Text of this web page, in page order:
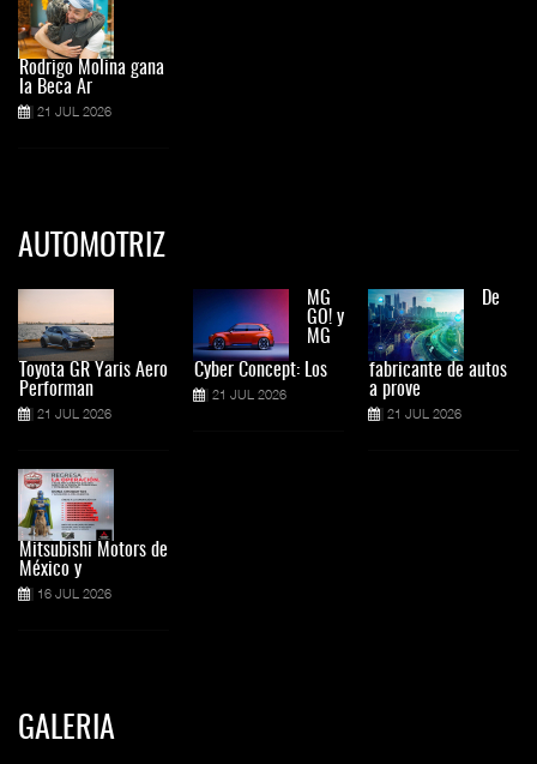
Rodrigo Molina gana
la Beca Ar
21 JUL 2026
AUTOMOTRIZ
Toyota GR Yaris Aero
Performan
21 JUL 2026
Mitsubishi Motors de
México y
16 JUL 2026
MG
GO! y
MG
Cyber Concept: Los
21 JUL 2026
De
fabricante de autos
a prove
21 JUL 2026
GALERIA